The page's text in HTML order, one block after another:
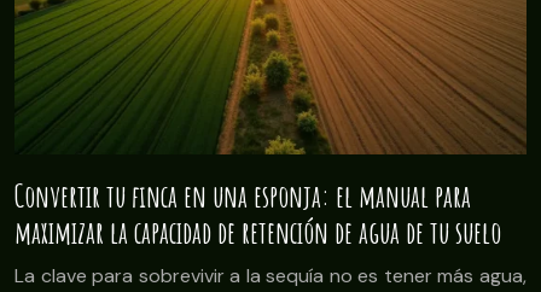
Convertir tu finca en una esponja: el manual para
maximizar la capacidad de retención de agua de tu suelo
La clave para sobrevivir a la sequía no es tener más agua,